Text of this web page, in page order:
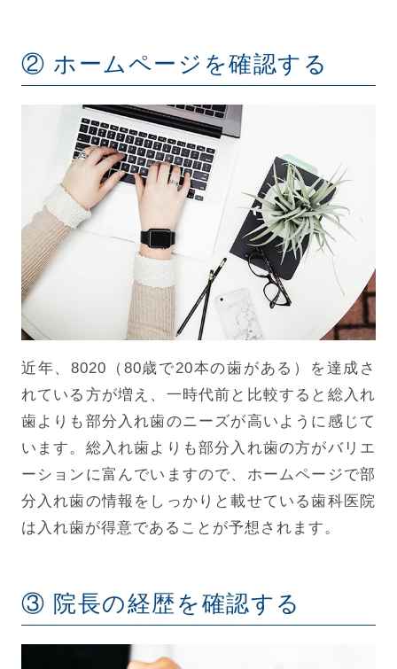
② ホームページを確認する
近年、8020（80歳で20本の歯がある）を達成さ
れている方が増え、一時代前と比較すると総入れ
歯よりも部分入れ歯のニーズが高いように感じて
います。総入れ歯よりも部分入れ歯の方がバリエ
ーションに富んでいますので、ホームページで部
分入れ歯の情報をしっかりと載せている歯科医院
は入れ歯が得意であることが予想されます。
③ 院長の経歴を確認する